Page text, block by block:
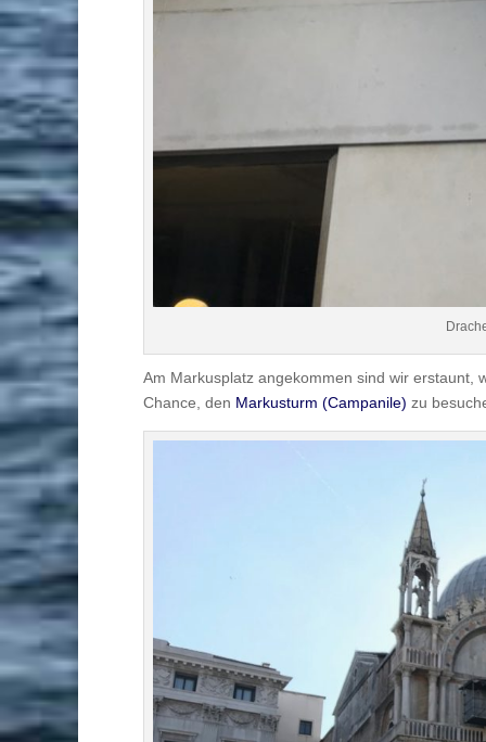
Am Markusplatz angekommen sind wir erstaunt,
Chance, den Markusturm (Campanile) zu